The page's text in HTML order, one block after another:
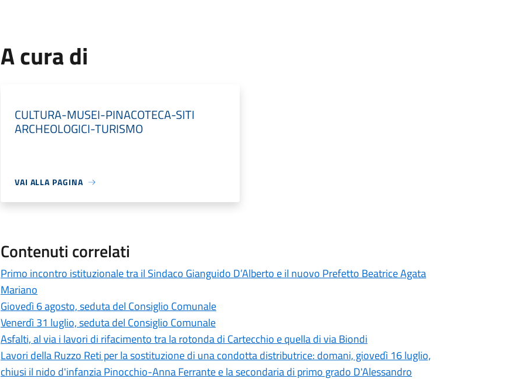
A cura di
CULTURA-MUSEI-PINACOTECA-SITI
ARCHEOLOGICI-TURISMO
VAI ALLA PAGINA
Contenuti correlati
Primo incontro istituzionale tra il Sindaco Gianguido D’Alberto e il nuovo Prefetto Beatrice Agata
Mariano
Giovedì 6 agosto, seduta del Consiglio Comunale
Venerdì 31 luglio, seduta del Consiglio Comunale
Asfalti, al via i lavori di rifacimento tra la rotonda di Cartecchio e quella di via Biondi
Lavori della Ruzzo Reti per la sostituzione di una condotta distributrice: domani, giovedì 16 luglio,
chiusi il nido d'infanzia Pinocchio-Anna Ferrante e la secondaria di primo grado D'Alessandro